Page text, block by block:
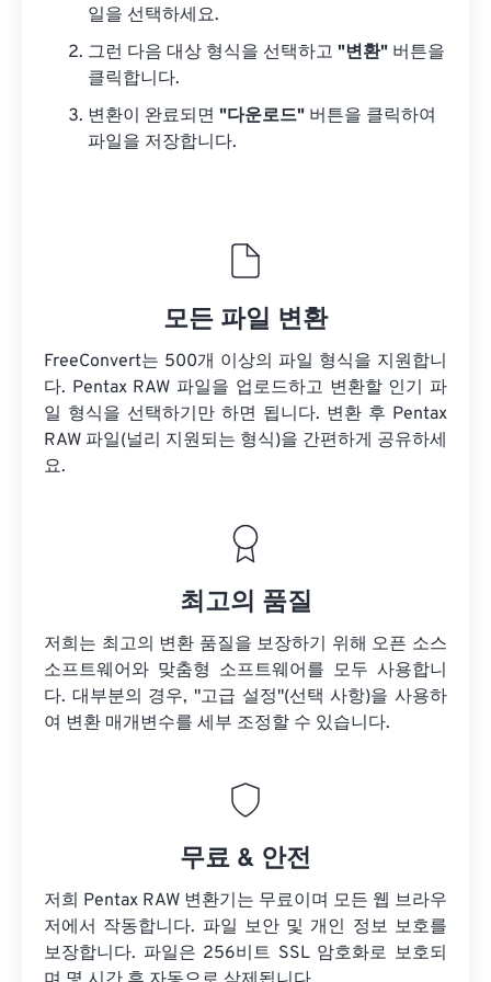
일을 선택하세요.
그런 다음 대상 형식을 선택하고 "변환" 버튼을
클릭합니다.
변환이 완료되면 "다운로드" 버튼을 클릭하여
파일을 저장합니다.
모든 파일 변환
FreeConvert는 500개 이상의 파일 형식을 지원합니
다. Pentax RAW 파일을 업로드하고 변환할 인기 파
일 형식을 선택하기만 하면 됩니다. 변환 후 Pentax
RAW 파일(널리 지원되는 형식)을 간편하게 공유하세
요.
최고의 품질
저희는 최고의 변환 품질을 보장하기 위해 오픈 소스
소프트웨어와 맞춤형 소프트웨어를 모두 사용합니
다. 대부분의 경우, "고급 설정"(선택 사항)을 사용하
여 변환 매개변수를 세부 조정할 수 있습니다.
무료 & 안전
저희 Pentax RAW 변환기는 무료이며 모든 웹 브라우
저에서 작동합니다. 파일 보안 및 개인 정보 보호를
보장합니다. 파일은 256비트 SSL 암호화로 보호되